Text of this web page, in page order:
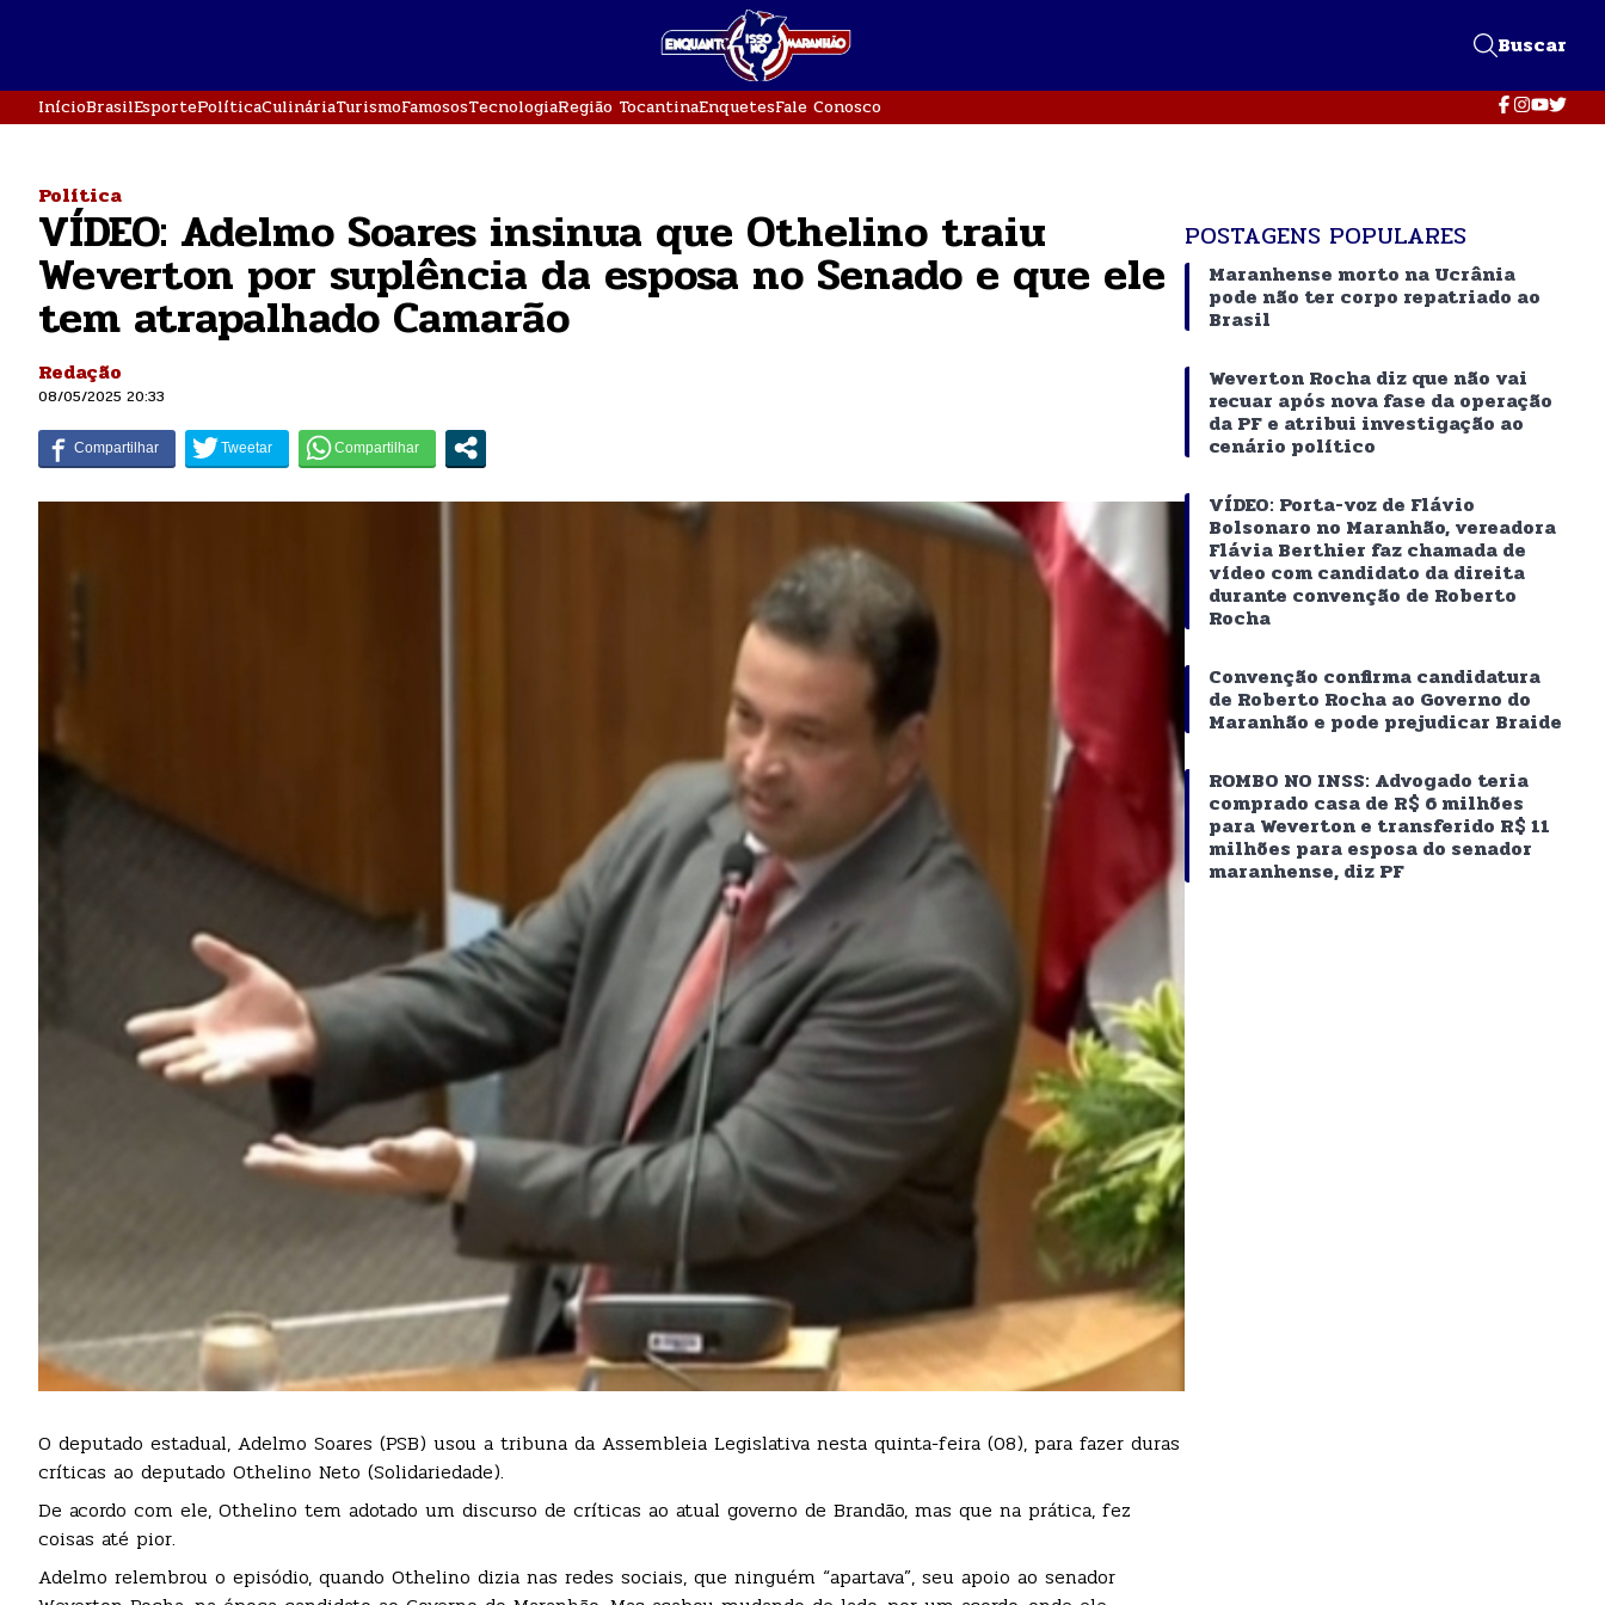
Buscar
InícioBrasilEsportePolíticaCulináriaTurismoFamososTecnologiaRegião TocantinaEnquetesFale Conosco
Política
VÍDEO: Adelmo Soares insinua que Othelino traiu
Weverton por suplência da esposa no Senado e que ele
tem atrapalhado Camarão
Redação
08/05/2025 20:33
O deputado estadual, Adelmo Soares (PSB) usou a tribuna da Assembleia Legislativa nesta quinta-feira (08), para fazer duras
críticas ao deputado Othelino Neto (Solidariedade).
De acordo com ele, Othelino tem adotado um discurso de críticas ao atual governo de Brandão, mas que na prática, fez
coisas até pior.
Adelmo relembrou o episódio, quando Othelino dizia nas redes sociais, que ninguém “apartava”, seu apoio ao senador
POSTAGENS POPULARES
Maranhense morto na Ucrânia
pode não ter corpo repatriado ao
Brasil
Weverton Rocha diz que não vai
recuar após nova fase da operação
da PF e atribui investigação ao
cenário político
VÍDEO: Porta-voz de Flávio
Bolsonaro no Maranhão, vereadora
Flávia Berthier faz chamada de
vídeo com candidato da direita
durante convenção de Roberto
Rocha
Convenção confirma candidatura
de Roberto Rocha ao Governo do
Maranhão e pode prejudicar Braide
ROMBO NO INSS: Advogado teria
comprado casa de R$ 6 milhões
para Weverton e transferido R$ 11
milhões para esposa do senador
maranhense, diz PF